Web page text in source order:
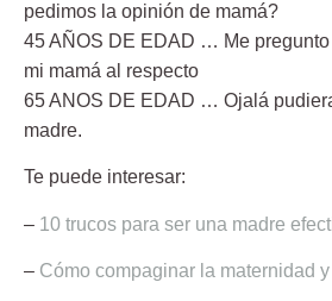
pedimos la opinión de mamá?
45 AÑOS DE EDAD … Me
mi mamá al respecto
65 ANOS DE EDAD … Ojalá
madre.
Te puede interesar:
– 10 trucos para ser una madre
– Cómo compaginar la maternidad